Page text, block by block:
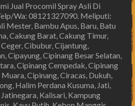
Jual Procomil Spray Asli Di
Wa: 08121327090. Meliputi:
Mester, Bambu Apus, Baru, Batu
Cakung Barat, Cakung Timur,
Cibubur, Cijantung,
Cipayung, Cipinang Besar Selatan,
Cipinang Cempedak, Cipinang
Cipinang, Ciracas, Dukuh,
Halim Perdana Kusuma, Jati,
Kalisari, Kampung